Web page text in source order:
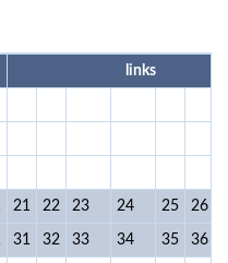
links
21 22 23 24 25 26
31 32 33 34 35 36